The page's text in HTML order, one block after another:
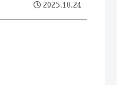
2025.10.24